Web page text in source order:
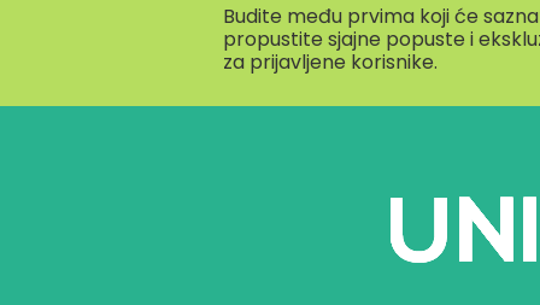
Budite među prvima koji će
propustite sjajne popuste i
za prijavljene korisnike.